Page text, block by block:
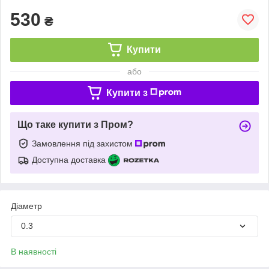
530 ₴
Купити
або
Купити з
Що таке купити з Пром?
Замовлення під захистом
Доступна доставка
Діаметр
0.3
В наявності